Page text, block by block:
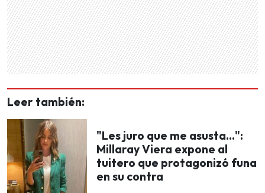
Leer también:
"Les juro que me asusta...":
Millaray Viera expone al
tuitero que protagonizó funa
en su contra